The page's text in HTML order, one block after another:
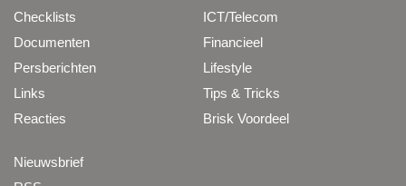
Checklists
Documenten
Persberichten
Links
Reacties
ICT/Telecom
Financieel
Lifestyle
Tips & Tricks
Brisk Voordeel
Nieuwsbrief